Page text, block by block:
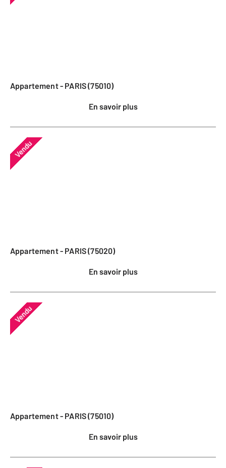
Appartement - PARIS (75010)
En savoir plus
Vendu
Appartement - PARIS (75020)
En savoir plus
Vendu
Appartement - PARIS (75010)
En savoir plus